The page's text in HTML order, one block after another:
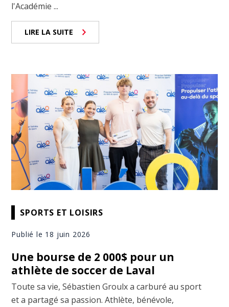
l'Académie ...
LIRE LA SUITE
SPORTS ET LOISIRS
Publié le 18 juin 2026
Une bourse de 2 000$ pour un
athlète de soccer de Laval
Toute sa vie, Sébastien Groulx a carburé au sport
et a partagé sa passion. Athlète, bénévole,